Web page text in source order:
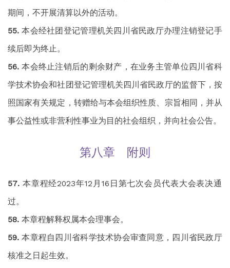
期间，不开展清算以外的活动。
本会经社团登记管理机关四川省民政厅办理注销登记手
续后即为终止。
本会终止注销后的剩余财产，在业务主管单位四川省科
学技术协会和社团登记管理机关四川省民政厅的监督下，按
照国家有关规定，转赠给与本会组织性质、宗旨相同，并从
事公益性或非营利性事业为目的社会组织，并向社会公告。
第八章 附则
本章程经2023年12月16日第七次会员代表大会表决通
过。
本章程解释权属本会理事会。
本章程自四川省科学技术协会审查同意，四川省民政厅
核准之日起生效。